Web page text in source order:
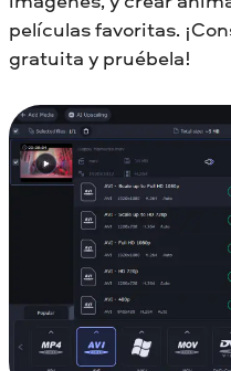
películas favoritas.
gratuita y pruébela!